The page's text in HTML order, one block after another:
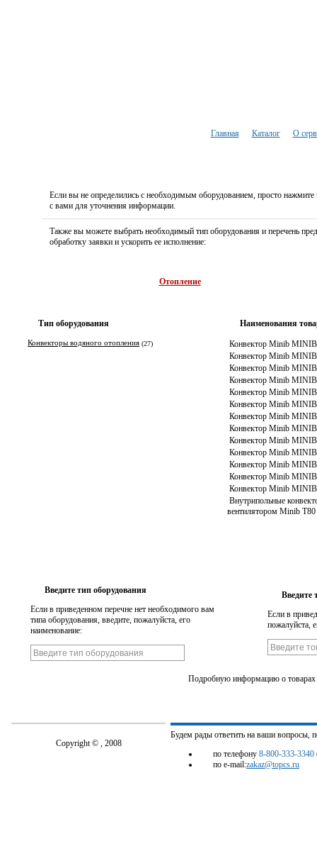
Главная Каталог О
Если вы не определились с необходимым оборудованием, просто
с вами для уточнения информации.
Также вы можете выбрать необходимый тип оборудования и перечень
обработку заявки и ускорить ее исполнение:
Отопление
Тип оборудования
Конвекторы водяного отопления (27)
Наименования
Конвектор Minib
Конвектор Minib
Конвектор Minib
Конвектор Minib
Конвектор Minib
Конвектор Minib
Конвектор Minib
Конвектор Minib
Конвектор Minib
Конвектор Minib
Конвектор Minib
Конвектор Minib
Конвектор Minib
Внутрипольные
вентилятором Minib
Введите тип оборудования
Если в приведенном перечне нет необходимого вам
типа оборудования, введите, пожалуйста, его
наименование:
Введите
Если в
пожалуйста,
Подробную информацию о товарах
Copyright © , 2008
Будем рады ответить на ваши вопросы,
по телефону 8-800-333-3340
по e-mail:zakaz@topcs.ru